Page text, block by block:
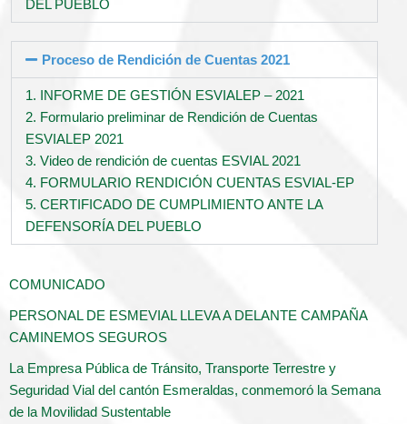
DEL PUEBLO
Proceso de Rendición de Cuentas 2021
1. INFORME DE GESTIÓN ESVIALEP – 2021
2. Formulario preliminar de Rendición de Cuentas
ESVIALEP 2021
3. Video de rendición de cuentas ESVIAL 2021
4. FORMULARIO RENDICIÓN CUENTAS ESVIAL-EP
5. CERTIFICADO DE CUMPLIMIENTO ANTE LA
DEFENSORÍA DEL PUEBLO
COMUNICADO
PERSONAL DE ESMEVIAL LLEVA A DELANTE CAMPAÑA
CAMINEMOS SEGUROS
La Empresa Pública de Tránsito, Transporte Terrestre y
Seguridad Vial del cantón Esmeraldas, conmemoró la Semana
de la Movilidad Sustentable